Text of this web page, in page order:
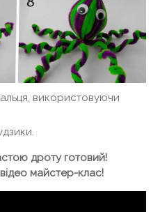
використовуючи
дроту готовий!
майстер-клас!